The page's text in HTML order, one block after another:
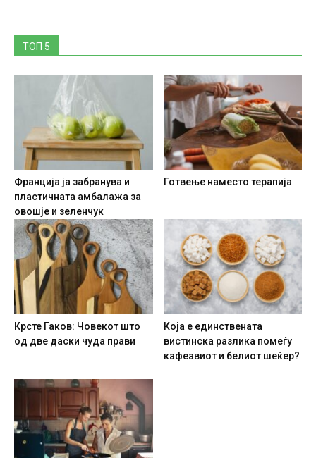
ТОП 5
Франција ја забранува и
пластичната амбалажа за
овошје и зеленчук
Готвење наместо терапија
Крсте Гаков: Човекот што
од две даски чуда прави
Која е единствената
вистинска разлика помеѓу
кафеавиот и белиот шеќер?